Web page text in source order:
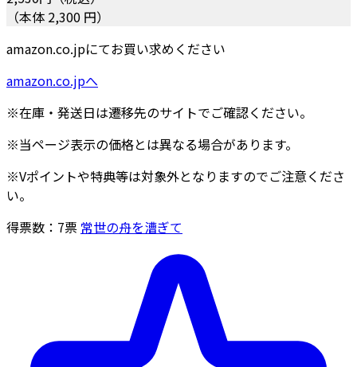
（本体 2,300 円）
amazon.co.jpにてお買い求めください
amazon.co.jpへ
※在庫・発送日は遷移先のサイトでご確認ください。
※当ページ表示の価格とは異なる場合があります。
※Vポイントや特典等は対象外となりますのでご注意くださ
い。
得票数： 7票 常世の舟を漕ぎて